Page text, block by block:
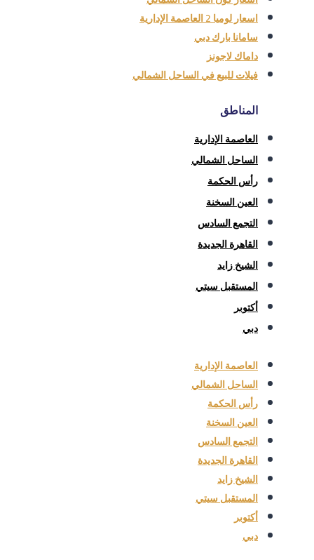
اسعار لوميا 2 العاصمة الإدارية
سامانا بارك دبي
داماك لاجونز
فيلات للبيع في الساحل الشمالي
المناطق
العاصمة الإدارية
الساحل الشمالي
رأس الحكمة
العين السخنة
التجمع السادس
القاهرة الجديدة
الشيخ زايد
المستقبل سيتي
أكتوبر
دبي
العاصمة الإدارية
الساحل الشمالي
رأس الحكمة
العين السخنة
التجمع السادس
القاهرة الجديدة
الشيخ زايد
المستقبل سيتي
أكتوبر
دبي